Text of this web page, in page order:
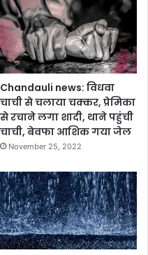
Chandauli news: विधवा
चाची से चलाया चक्कर, प्रेमिका
से रचाने लगा शादी, थाने पहुंची
चाची, बेवफा आशिक गया जेल
November 25, 2022